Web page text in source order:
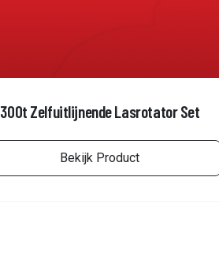
300t Zelfuitlijnende Lasrotator Set
Bekijk Product